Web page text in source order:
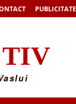
PUBLICITATE